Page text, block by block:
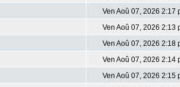
Ven Aoû 07, 2026 2:17
Ven Aoû 07, 2026 2:13
Ven Aoû 07, 2026 2:18
Ven Aoû 07, 2026 2:14
Ven Aoû 07, 2026 2:15